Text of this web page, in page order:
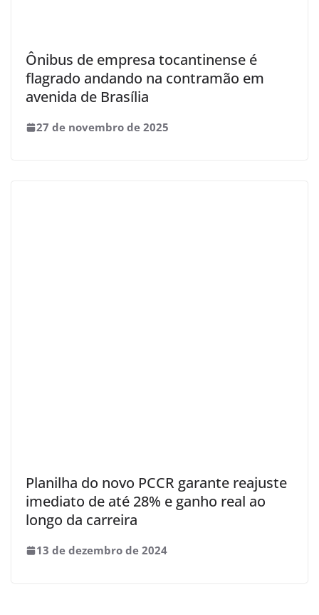
Ônibus de empresa tocantinense é
flagrado andando na contramão em
avenida de Brasília
27 de novembro de 2025
Planilha do novo PCCR garante reajuste
imediato de até 28% e ganho real ao
longo da carreira
13 de dezembro de 2024